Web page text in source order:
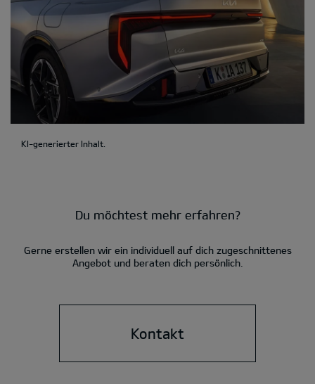
KI-generierter Inhalt.
Du möchtest mehr erfahren?
Gerne erstellen wir ein individuell auf dich zugeschnittenes
Angebot und beraten dich persönlich.
Kontakt